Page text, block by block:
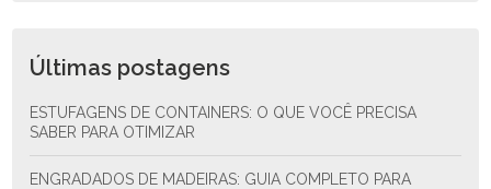
Últimas postagens
ESTUFAGENS DE CONTAINERS: O QUE VOCÊ PRECISA
SABER PARA OTIMIZAR
ENGRADADOS DE MADEIRAS: GUIA COMPLETO PARA